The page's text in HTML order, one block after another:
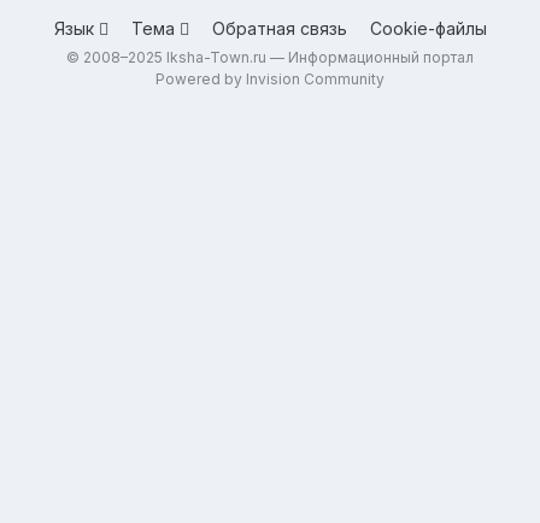
Язык Тема Обратная связь Cookie-файлы
© 2008–2025 Iksha-Town.ru — Информационный портал
Powered by Invision Community